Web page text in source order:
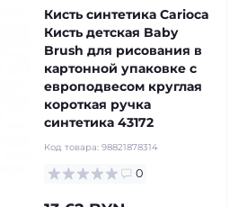
Кисть синтетика Carioca
Кисть детская Baby
Brush для рисования в
картонной упаковке с
европодвесом круглая
короткая ручка
синтетика 43172
Код товара: 98821878314
0